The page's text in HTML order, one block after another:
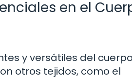
en el
y versátiles del cuerpo
otros tejidos, como el